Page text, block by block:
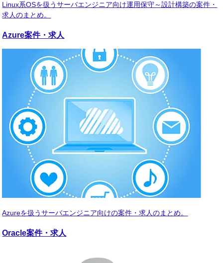
Linux系OSを扱うサーバエンジニア向け運用保守～設計構築の案件・
求人のまとめ。
Azure案件・求人
Azureを扱うサーバエンジニア向けの案件・求人のまとめ。
Oracle案件・求人